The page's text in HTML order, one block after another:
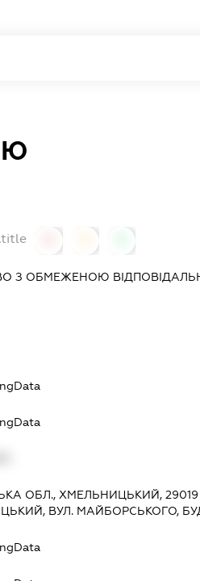
З ОБМЕЖЕНОЮ
ОБЛ., ХМЕЛЬНИЦЬКИЙ, 29019
ВУЛ. МАЙБОРСЬКОГО,